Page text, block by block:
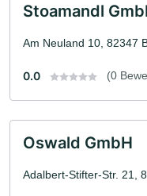
Stoamandl
Am Neuland 10, 82347
0.0 (0
Oswald GmbH
Adalbert-Stifter-Str. 21,